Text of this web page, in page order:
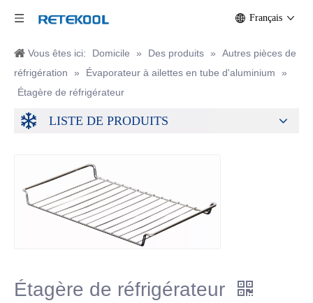
Français
Vous êtes ici: Domicile » Des produits »
Autres pièces de
réfrigération
» Évaporateur à ailettes en tube d'aluminium
»
Étagère de réfrigérateur
LISTE DE PRODUITS
Étagère de réfrigérateur